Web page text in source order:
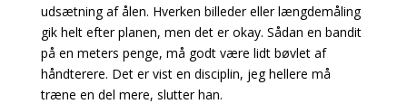
udsætning af ålen. Hverken billeder eller længdemåling
gik helt efter planen, men det er okay. Sådan en bandit
på en meters penge, må godt være lidt bøvlet af
håndterere. Det er vist en disciplin, jeg hellere må
træne en del mere, slutter han.